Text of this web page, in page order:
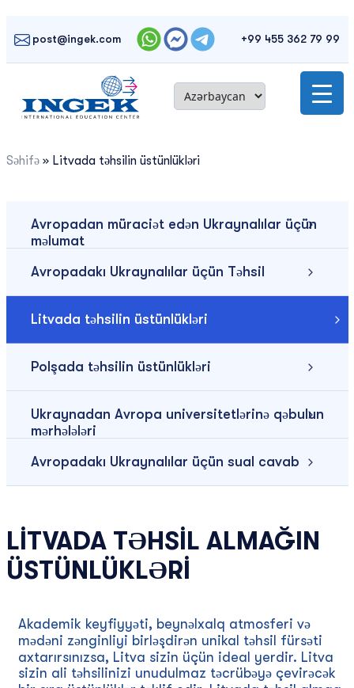
contentpost@ingek.com +99 455 362 79 99
Səhifə» Litvada təhsilin üstünlükləri
Avropadan müraciət edən Ukraynalılar üçün
məlumat
Avropadakı Ukraynalılar üçün Təhsil
Litvada təhsilin üstünlükləri
Polşada təhsilin üstünlükləri
Ukraynadan Avropa universitetlərinə qəbulun
mərhələləri
Avropadakı Ukraynalılar üçün sual cavab
LİTVADA TƏHSİL ALMAĞIN
ÜSTÜNLÜKLƏRİ
Akademik keyfiyyəti, beynəlxalq atmosferi və
mədəni zənginliyi birləşdirən unikal təhsil fürsəti
axtarırsınızsa, Litva sizin üçün ideal yerdir. Litva
sizin ali təhsilinizi unudulmaz təcrübəyə çevirəcək